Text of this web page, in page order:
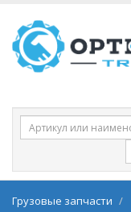
Грузовые запчасти